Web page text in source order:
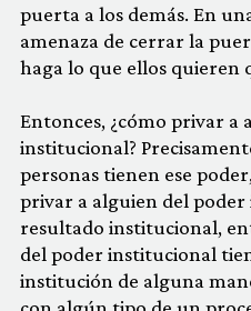
puerta a los demás. En
amenaza de cerrar la
haga lo que ellos quieren
Entonces, ¿cómo privar a
institucional?
personas tienen ese
privar a alguien del
resultado institucional,
del poder institucional
institución de alguna